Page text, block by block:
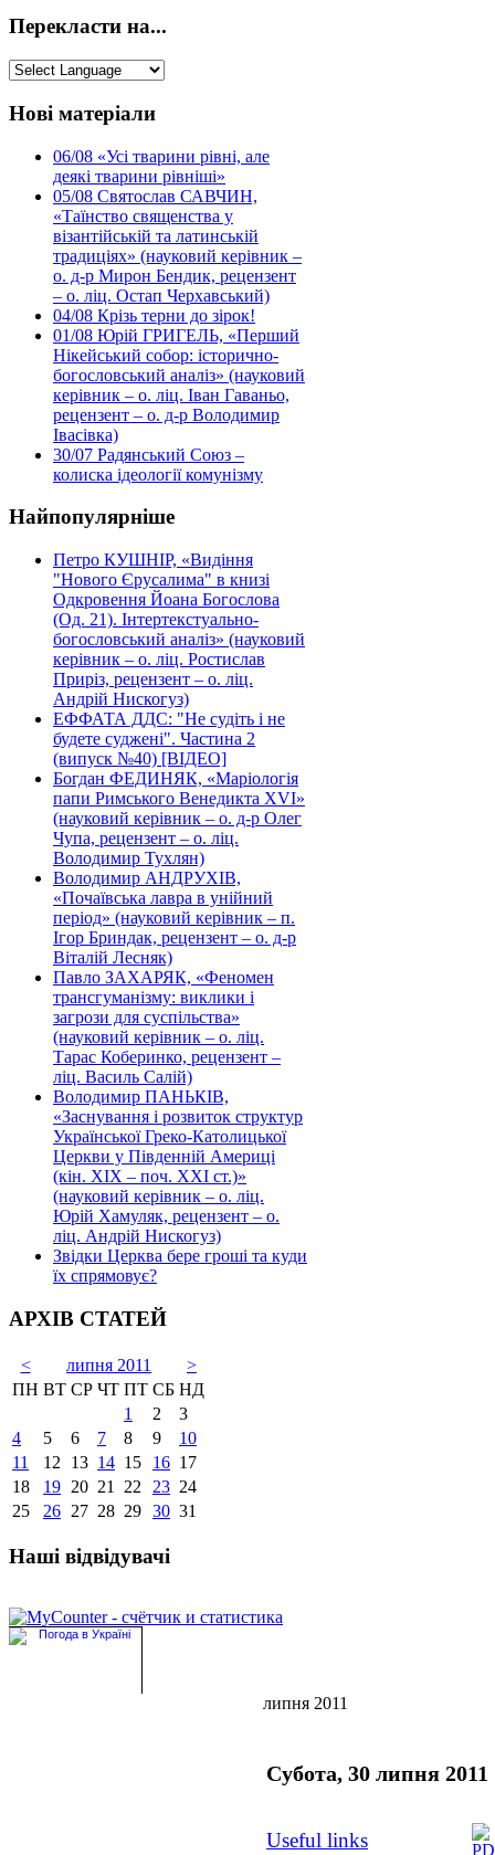
Перекласти на...
Нові матеріали
06/08 «Усі тварини рівні, але
деякі тварини рівніші»
05/08 Святослав САВЧИН,
«Таїнство священства у
візантійській та латинській
традиціях» (науковий керівник –
о. д-р Мирон Бендик, рецензент
– о. ліц. Остап Черхавський)
04/08 Крізь терни до зірок!
01/08 Юрій ГРИГЕЛЬ, «Перший
Нікейський собор: історично-
богословський аналіз» (науковий
керівник – о. ліц. Іван Гаваньо,
рецензент – о. д-р Володимир
Івасівка)
30/07 Радянський Союз –
колиска ідеології комунізму
Найпопулярніше
Петро КУШНІР, «Видіння
"Нового Єрусалима" в книзі
Одкровення Йоана Богослова
(Од. 21). Інтертекстуально-
богословський аналіз» (науковий
керівник – о. ліц. Ростислав
Приріз, рецензент – о. ліц.
Андрій Нискогуз)
ЕФФАТА ДДС: "Не судіть і не
будете суджені". Частина 2
(випуск №40) [ВІДЕО]
Богдан ФЕДИНЯК, «Маріологія
папи Римського Венедикта XVI»
(науковий керівник – о. д-р Олег
Чупа, рецензент – о. ліц.
Володимир Тухлян)
Володимир АНДРУХІВ,
«Почаївська лавра в унійний
період» (науковий керівник – п.
Ігор Бриндак, рецензент – о. д-р
Віталій Лесняк)
Павло ЗАХАРЯК, «Феномен
трансгуманізму: виклики і
загрози для суспільства»
(науковий керівник – о. ліц.
Тарас Коберинко, рецензент –
ліц. Василь Салій)
Володимир ПАНЬКІВ,
«Заснування і розвиток структур
Української Греко-Католицької
Церкви у Південній Америці
(кін. ХІХ – поч. ХХІ ст.)»
(науковий керівник – о. ліц.
Юрій Хамуляк, рецензент – о.
ліц. Андрій Нискогуз)
Звідки Церква бере гроші та куди
їх спрямовує?
АРХІВ СТАТЕЙ
< липня 2011
>
ПН ВТ СР ЧТ ПТ СБ НД
1
2
3
4
5 6 7 8 9
10
11
12 13 14 15 16 17
18
19 20 21 22 23 24
25
26 27 28 29 30 31
Наші відвідувачі
липня 2011
Субота, 30 липня 2011
Useful links